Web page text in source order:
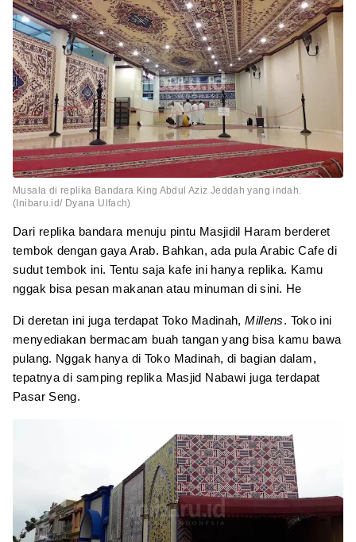
Musala di replika Bandara King Abdul Aziz Jeddah yang indah.
(Inibaru.id/ Dyana Ulfach)
Dari replika bandara menuju pintu Masjidil Haram berderet
tembok dengan gaya Arab. Bahkan, ada pula Arabic Cafe di
sudut tembok ini. Tentu saja kafe ini hanya replika. Kamu
nggak bisa pesan makanan atau minuman di sini. He
Di deretan ini juga terdapat Toko Madinah,Millens. Toko ini
menyediakan bermacam buah tangan yang bisa kamu bawa
pulang. Nggak hanya di Toko Madinah, di bagian dalam,
tepatnya di samping replika Masjid Nabawi juga terdapat
Pasar Seng.